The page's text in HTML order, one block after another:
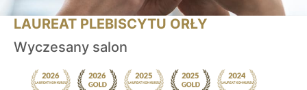
LAUREAT PLEBISCYTU ORŁY
Wyczesany salon